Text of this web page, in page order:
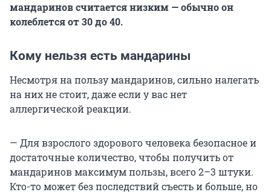
мандаринов считается низким — обычно он
колеблется от 30 до 40.
Кому нельзя есть мандарины
Несмотря на пользу мандаринов, сильно налегать
на них не стоит, даже если у вас нет
аллергической реакции.
— Для взрослого здорового человека безопасное и
достаточные количество, чтобы получить от
мандаринов максимум пользы, всего 2–3 штуки.
Кто-то может без последствий съесть и больше, но